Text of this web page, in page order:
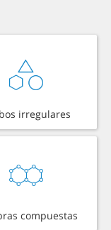
irregulares
compuestas